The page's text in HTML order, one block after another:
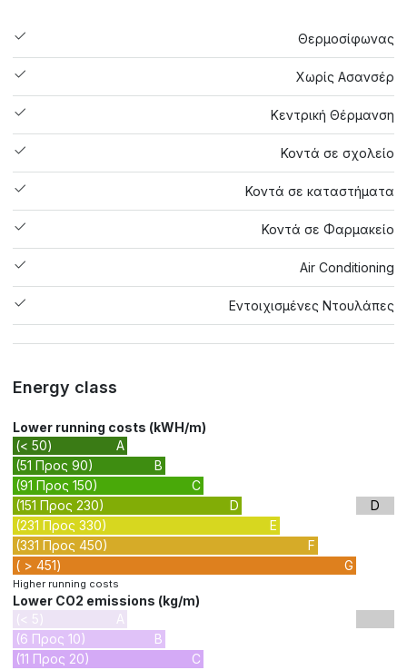
Θερμοσίφωνας
Χωρίς Ασανσέρ
Κεντρική Θέρμανση
Κοντά σε σχολείο
Κοντά σε καταστήματα
Κοντά σε Φαρμακείο
Air Conditioning
Εντοιχισμένες Ντουλάπες
Energy class
Lower running costs (kWH/m)
(< 50)
A
(51 Προς 90)
B
(91 Προς 150)
C
(151 Προς 230)
D
(231 Προς 330)
E
(331 Προς 450)
F
( > 451)
G
D
Higher running costs
Lower CO2 emissions (kg/m)
(< 5)
A
(6 Προς 10)
B
(11 Προς 20)
C